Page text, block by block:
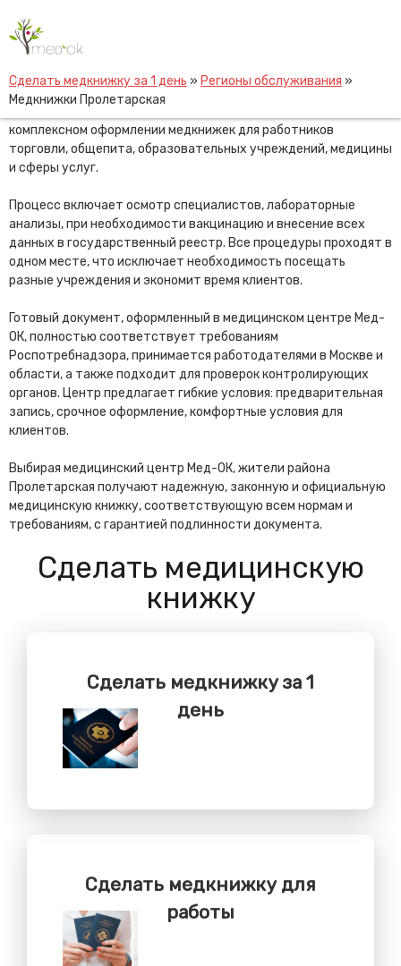
content
Сделать медкнижку за 1 день » Регионы обслуживания »
Медкнижки Пролетарская
Медкнижки Пролетарская
Для жителей района Пролетарская В Москве оформление
медицинской книжки доступно официально и удобно через
медицинский центр Мед-ОК. Центр специализируется на
комплексном оформлении медкнижек для работников
торговли, общепита, образовательных учреждений, медицины
и сферы услуг.
Процесс включает осмотр специалистов, лабораторные
анализы, при необходимости вакцинацию и внесение всех
данных в государственный реестр. Все процедуры проходят в
одном месте, что исключает необходимость посещать
разные учреждения и экономит время клиентов.
Готовый документ, оформленный в медицинском центре Мед-
ОК, полностью соответствует требованиям
Роспотребнадзора, принимается работодателями в Москве и
области, а также подходит для проверок контролирующих
органов. Центр предлагает гибкие условия: предварительная
запись, срочное оформление, комфортные условия для
клиентов.
Выбирая медицинский центр Мед-ОК, жители района
Пролетарская получают надежную, законную и официальную
медицинскую книжку, соответствующую всем нормам и
требованиям, с гарантией подлинности документа.
Сделать медицинскую
книжку
Сделать медкнижку за 1
день
Сделать медкнижку для
работы